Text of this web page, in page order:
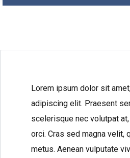
Log in
Don't have an account?
Lorem ipsum dolor sit
adipiscing elit. Praesent
scelerisque nec volutpat
orci. Cras sed magna velit,
metus. Aenean vulputate